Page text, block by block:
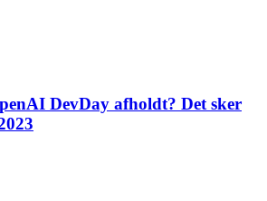
DevDay afholdt? Det sker